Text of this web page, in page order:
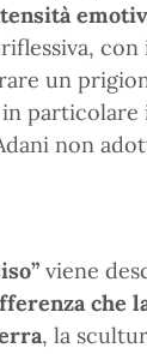
un
particolare
non
viene
che
, la